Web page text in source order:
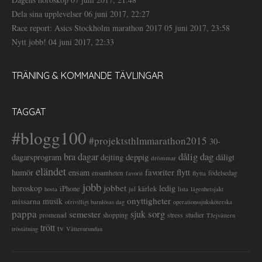
Dela sina upplevelser 06 juni 2017, 22:27
Race report: Asics Stockholm marathon 2017 05 juni 2017, 23:58
Nytt jobb! 04 juni 2017, 22:33
TRÄNING & KOMMANDE TÄVLINGAR
TAGGAT
#blogg100 #projektsthlmmarathon2015 30-
dagarsprogram bra dagar dejting deppig drömmar dålig dag dåligt
humör eländet ensam ensamheten favorit favoriter flytt flytta födelsedag
horoskop hosta iPhone jobb jobbet jul kärlek ledig lista lägenhetsjakt
missarna musik ofrivilligt barnlösas dag onyttigheter operationssjuksköterska
pappa promenad semester shopping sjuk sorg stress studier TJejvättern
tröstätning trött tv Vätternrundan